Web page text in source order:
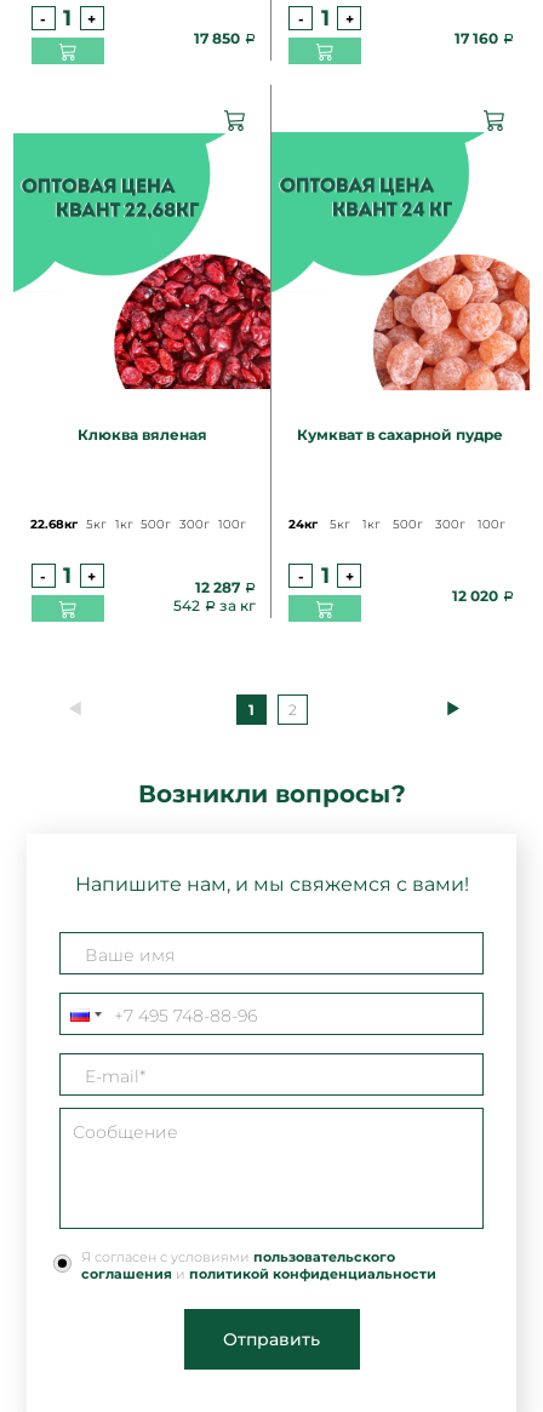
-
+
17 850
-
+
17 160
Клюква вяленая
22.68кг 5кг 1кг 500г 300г 100г
- +
12 287
542
за кг
Кумкват в сахарной пудре
24кг 5кг 1кг 500г 300г 100г
-
+
12 020
1 2
Возникли вопросы?
Напишите нам, и мы свяжемся с вами!
Я согласен с условиямипользовательского
соглашения иполитикой конфиденциальности
Отправить